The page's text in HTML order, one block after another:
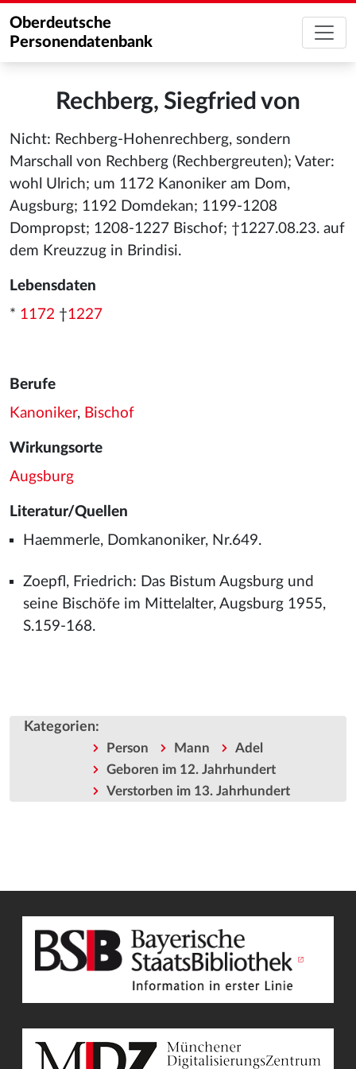
Oberdeutsche
Personendatenbank
Rechberg, Siegfried von
Nicht: Rechberg-Hohenrechberg, sondern
Marschall von Rechberg (Rechbergreuten); Vater:
wohl Ulrich; um 1172 Kanoniker am Dom,
Augsburg; 1192 Domdekan; 1199-1208
Dompropst; 1208-1227 Bischof; †1227.08.23. auf
dem Kreuzzug in Brindisi.
Lebensdaten
* 1172 †1227
Berufe
Kanoniker, Bischof
Wirkungsorte
Augsburg
Literatur/Quellen
Haemmerle, Domkanoniker, Nr.649.
Zoepfl, Friedrich: Das Bistum Augsburg und
seine Bischöfe im Mittelalter, Augsburg 1955,
S.159-168.
Kategorien:
Person Mann
Adel
Geboren im 12. Jahrhundert
Verstorben im 13. Jahrhundert